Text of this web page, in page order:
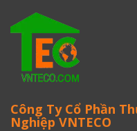
Công Ty Cổ Phần
Nghiệp VNTECO